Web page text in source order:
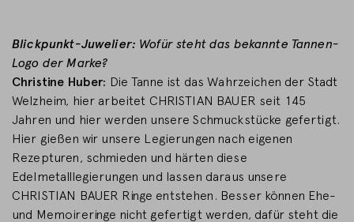
Blickpunkt-Juwelier: Wofür steht das bekannte Tannen-
Logo der Marke?
Christine Huber: Die Tanne ist das Wahrzeichen der Stadt
Welzheim, hier arbeitet CHRISTIAN BAUER seit 145
Jahren und hier werden unsere Schmuckstücke gefertigt.
Hier gießen wir unsere Legierungen nach eigenen
Rezepturen, schmieden und härten diese
Edelmetalllegierungen und lassen daraus unsere
CHRISTIAN BAUER Ringe entstehen. Besser können Ehe-
und Memoireringe nicht gefertigt werden, dafür steht die